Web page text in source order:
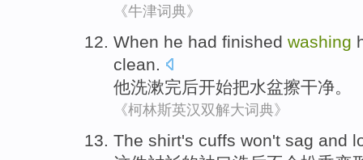
《牛津词典》
When he had finished washing
clean.
他洗漱完后开始把水盆擦干净。
《柯林斯英汉双解大词典》
The shirt's cuffs won't sag and